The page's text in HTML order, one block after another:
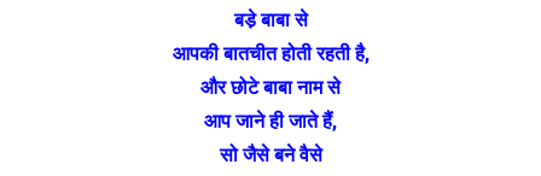
बडे़ बाबा से
आपकी बातचीत होती रहती है,
और छोटे बाबा नाम से
आप जाने ही जाते हैं,
सो जैसे बने वैसे